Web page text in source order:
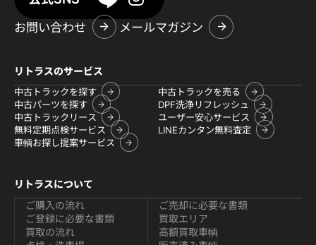
お問い合わせ
メールマガジン
リトラスのサービス
中古トラックを探す
中古トラックを売る
中古パーツを探す
DPF洗浄リフレッシュ
中古トラックリース
ユーザー安心サービス
無料定期点検サービス
LINEカンタン無料査定
車輌お探し提案サービス
リトラスについて
ご購入の流れ
ご登録に必要な書類
買取の流れ
ご売却に必要な書類
買取エリア
高額買取車輌